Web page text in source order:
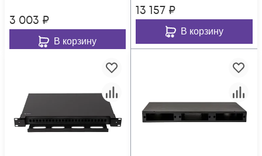
3 003 ₽
В корзину
выдвижной
13 157 ₽
В корзину